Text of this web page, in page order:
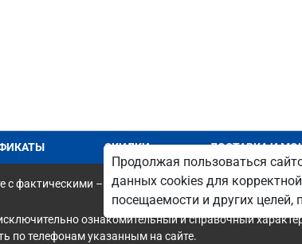
СКИДКИ ДОСТАВКА И
с фактическими – является опечаткой.
ознакомительный и справочный
по телефонам указанным на сайте.
Продолжая пользоваться
данных cookies для
посещаемости и других целей,